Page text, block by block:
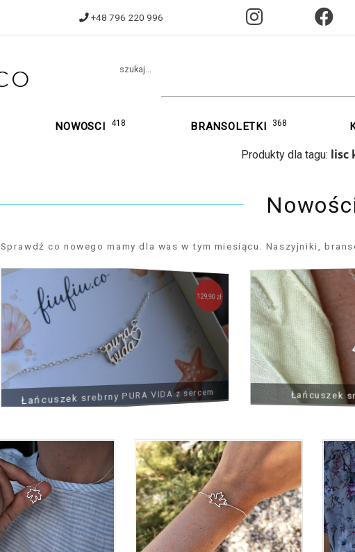
+48 796 220 996
szukaj...
NOWOSCI 418 BRANSOLETKI 368
Produkty dla tagu: lisc
Sprawdź co nowego mamy dla was w tym miesiącu. Naszyjniki,
Łańcuszek srebrny PURA VIDA z sercem
129,90 zł
Łańcuszek